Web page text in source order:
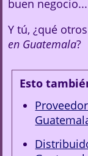
buen
Y tú, ¿qué
en Guatemala?
Esto